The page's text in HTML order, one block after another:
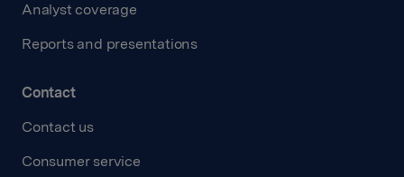
Analyst coverage
Reports and presentations
Contact
Contact us
Consumer service